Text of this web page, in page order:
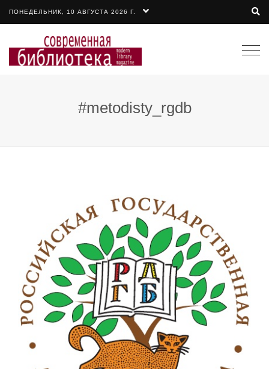
ПОНЕДЕЛЬНИК, 10 АВГУСТА 2026 Г.
#metodisty_rgdb